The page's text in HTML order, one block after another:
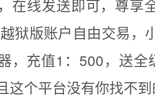
在线发送即可，尊享
狱版账户自由交易，
，充值1：500，送全
这个平台没有你找不到